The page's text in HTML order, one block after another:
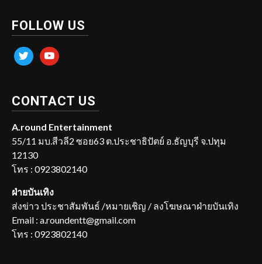
FOLLOW US
twitter youtube
CONTACT US
A.round Entertainment
55/11 มบ.สีวลี2 ซอย63 ต.ประชาธิปัตย์ อ.ธัญบุรี จ.ปทุม
12130
โทร : 0923802140
ฝ่ายบันเทิง
ส่งข่าว ประชาสัมพันธ์ /หมายเชิญ / ลงโฆษณาฝ่ายบันเทิง
Email : a.roundentt@gmail.com
โทร : 0923802140